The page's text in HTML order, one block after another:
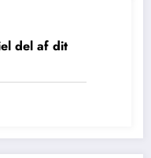
del af dit